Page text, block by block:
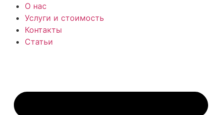
Перейти
содержимому
О нас
Услуги и стоимость
Контакты
Статьи